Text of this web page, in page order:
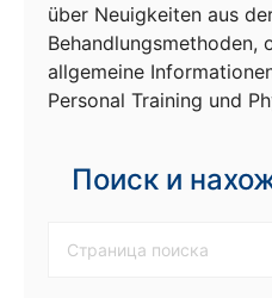
über Neuigkeiten aus
Behandlungsmethoden,
allgemeine
Personal Training und
Поиск и